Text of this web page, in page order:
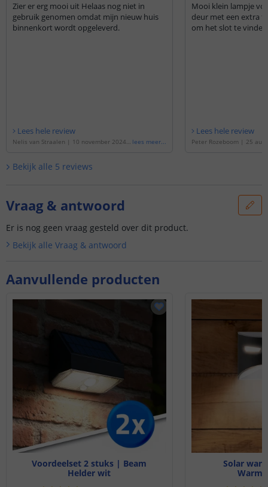
Aanvullende producten
Voordeelset 2 stuks | Beam
Helder wit
Solar
Warm
Zier er erg mooi uit Helaas nog niet in
gebruik genomen omdat mijn nieuw huis
binnenkort wordt opgeleverd.
Lees hele review
Nelis van Straalen | 10 november 2024 |
nsor'
lees meer...
Mooi klein lampje
deur met een extra
om het slot te
Lees hele review
Peter Rozeboom | 25
Bekijk alle 5 reviews
Vraag & antwoord
Er is nog geen vraag gesteld over dit product.
Bekijk alle Vraag & antwoord